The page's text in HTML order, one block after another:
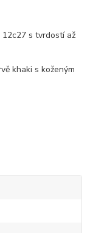
s tvrdostí až
khaki s koženým